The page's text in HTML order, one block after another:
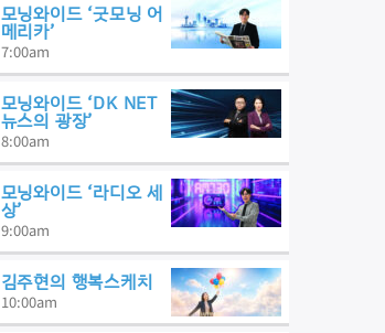
모닝와이드 ‘굿모닝 어
메리카’
7:00am
모닝와이드 ‘DK NET
뉴스의 광장’
8:00am
모닝와이드 ‘라디오 세
상’
9:00am
김주현의 행복스케치
10:00am